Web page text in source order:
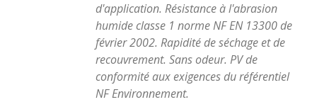
d'application. Résistance à l'abrasion
humide classe 1 norme NF EN 13300 de
février 2002. Rapidité de séchage et de
recouvrement. Sans odeur. PV de
conformité aux exigences du référentiel
NF Environnement.